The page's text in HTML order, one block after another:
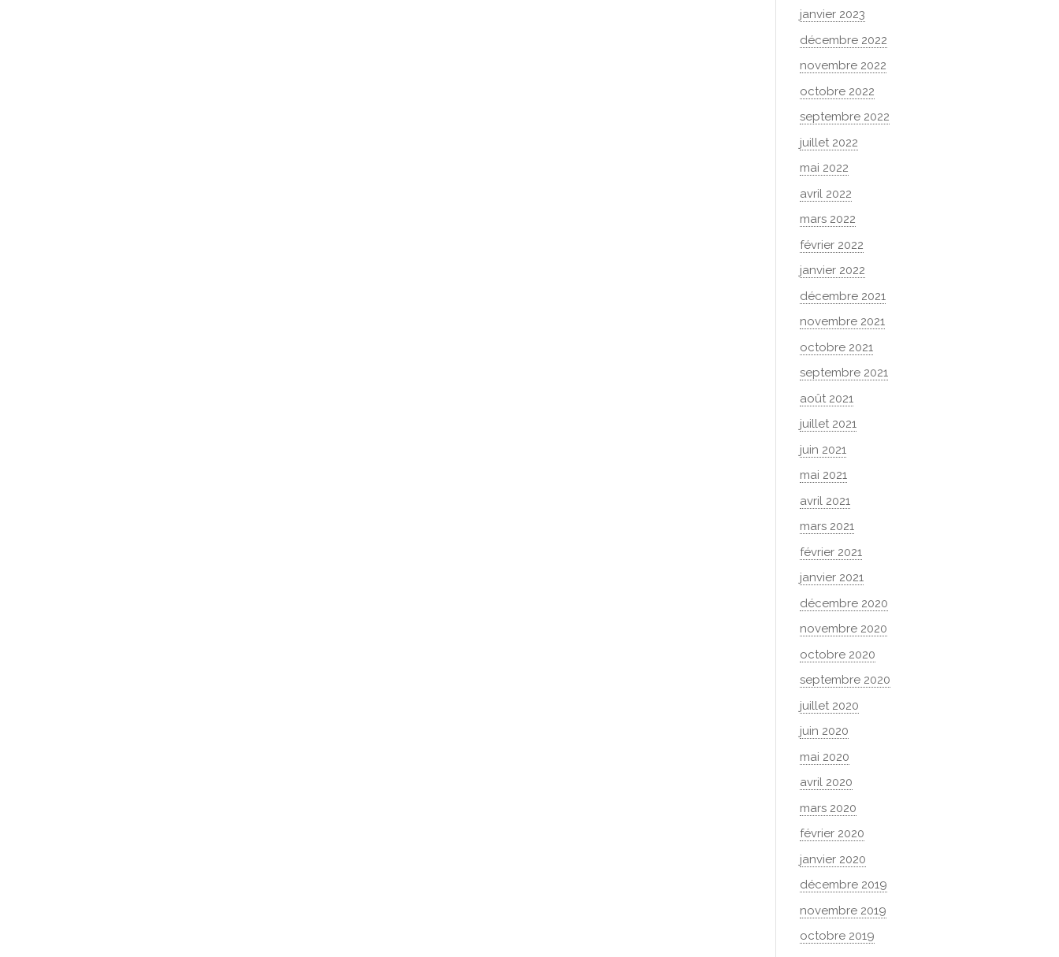
janvier 2023
décembre 2022
novembre 2022
octobre 2022
septembre 2022
juillet 2022
mai 2022
avril 2022
mars 2022
février 2022
janvier 2022
décembre 2021
novembre 2021
octobre 2021
septembre 2021
août 2021
juillet 2021
juin 2021
mai 2021
avril 2021
mars 2021
février 2021
janvier 2021
décembre 2020
novembre 2020
octobre 2020
septembre 2020
juillet 2020
juin 2020
mai 2020
avril 2020
mars 2020
février 2020
janvier 2020
décembre 2019
novembre 2019
octobre 2019